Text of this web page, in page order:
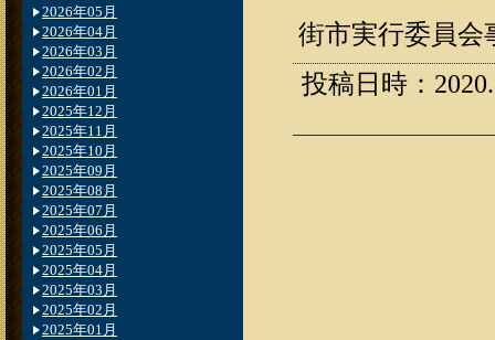
街市実行委員会
投稿日時：
2026年05月
2026年04月
2026年03月
2026年02月
2026年01月
2025年12月
2025年11月
2025年10月
2025年09月
2025年08月
2025年07月
2025年06月
2025年05月
2025年04月
2025年03月
2025年02月
2025年01月